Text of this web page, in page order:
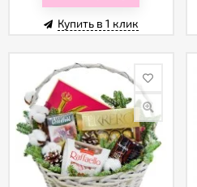
Купить в 1 клик